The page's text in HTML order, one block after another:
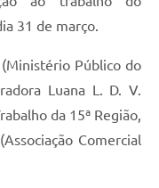
31 de março.
Público do
Luana L. D. V.
da 15ª Região,
Comercial